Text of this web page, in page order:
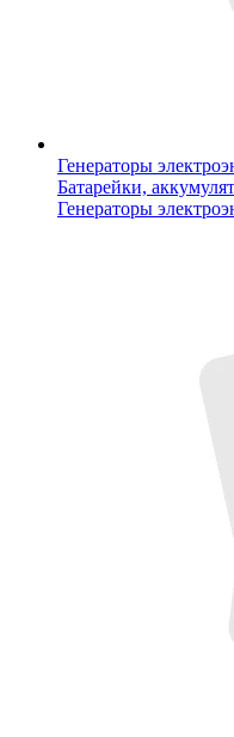
Генераторы
Батарейки,
Генераторы